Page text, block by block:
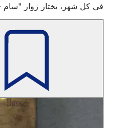
في كل شهر، يختار زوار "سام - متحف